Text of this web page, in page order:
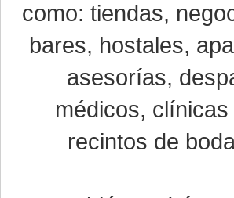
como: tiendas,
bares, hostales,
asesorías,
médicos,
recintos de